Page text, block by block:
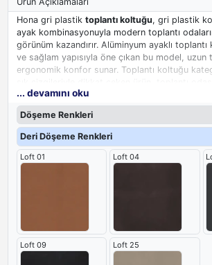
Hona gri plastik toplantı koltuğu, gri plastik
ayak kombinasyonuyla modern toplantı
görünüm kazandırır. Alüminyum ayaklı
ve sağlam yapısıyla öne çıkan bu model, uzun
ergonomik konfor sunar. Toplantı koltuğu
uyumludur.
... devamını oku
Döşeme Renkleri
Deri Döşeme Renkleri
Loft 01 Loft 04
Loft 09 Loft 25